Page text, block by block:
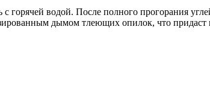
водой. После полного прогорания
дымом тлеющих опилок, что